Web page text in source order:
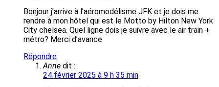
Bonjour j’arrive à l’aéromodélisme JFK et je dois me
rendre à mon hôtel qui est le Motto by Hilton New York
City chelsea. Quel ligne dois je suivre avec le air train +
métro? Merci d’avance
Répondre
Anne dit :
24 février 2025 à 9 h 35 min